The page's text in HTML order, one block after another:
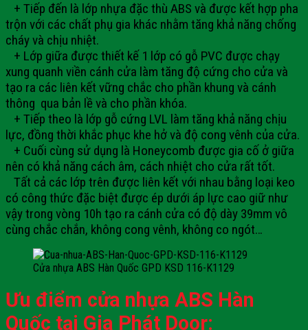
+ Tiếp đến là lớp nhựa đặc thù ABS và được kết hợp pha
trộn với các chất phụ gia khác nhằm tăng khả năng chống
cháy và chịu nhiệt.
+ Lớp giữa được thiết kế 1 lớp có gỗ PVC được chạy
xung quanh viền cánh cửa làm tăng độ cứng cho cửa và
tạo ra các liên kết vững chắc cho phần khung và cánh
thông qua bản lề và cho phần khóa.
+ Tiếp theo là lớp gỗ cứng LVL làm tăng khả năng chịu
lực, đồng thời khắc phục khe hở và độ cong vênh của cửa.
+ Cuối cùng sử dụng là Honeycomb được gia cố ở giữa
nên có khả năng cách âm, cách nhiệt cho cửa rất tốt.
Tất cả các lớp trên được liên kết với nhau bằng loại keo
có công thức đặc biệt được ép dưới áp lực cao giữ như
vậy trong vòng 10h tạo ra cánh cửa có độ dày 39mm vô
cùng chắc chắn, không cong vênh, không co ngót…
Cửa nhựa ABS Hàn Quốc GPD KSD 116-K1129
Ưu điểm cửa nhựa ABS Hàn
Quốc tại Gia Phát Door: